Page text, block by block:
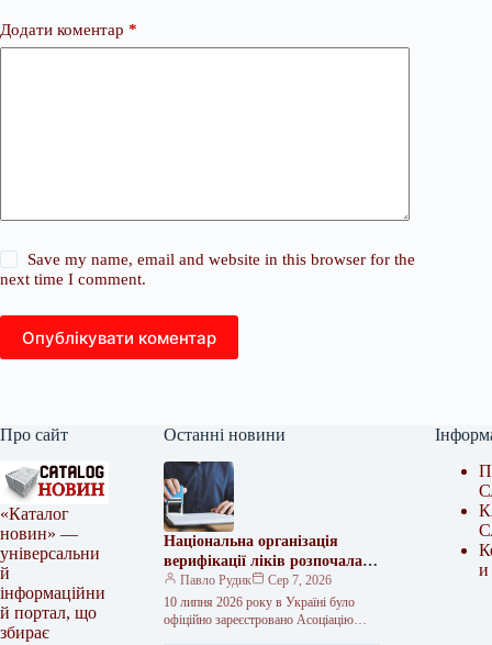
Додати коментар *
Save my name, email and website in this browser for the
next time I comment.
Опублікувати коментар
Про сайт
«Каталог
новин» —
універсальни
й
інформаційни
й портал, що
збирає
Останні новини
Національна організація
верифікації ліків розпочала
роботу в Україні
Павло Рудик
Сер 7, 2026
10 липня 2026 року в Україні було
офіційно зареєстровано Асоціацію
и